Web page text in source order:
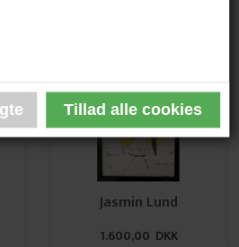
Jasmin Lund
1.600,00 DKK